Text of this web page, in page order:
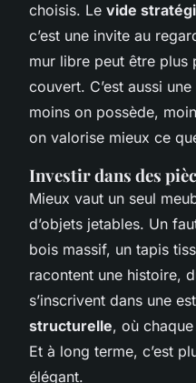
choisis. Le vide
c’est une invite au
mur libre peut être plus
couvert. C’est aussi
moins on possède,
on valorise mieux ce
Investir dans des
Mieux vaut un seul
d’objets jetables. Un
bois massif, un tapis
racontent une histoire,
s’inscrivent dans une
structurelle, où
Et à long terme, c’est
élégant.